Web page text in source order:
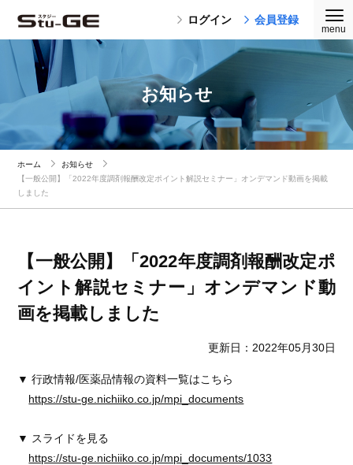
ログイン 会員登録
お知らせ
ホーム
お知らせ
【一般公開】「2022年度調剤報酬改定ポイント解説セミナー」オンデマンド動画を掲載
しました
【一般公開】「2022年度調剤報酬改定ポ
イント解説セミナー」オンデマンド動
画を掲載しました
更新日：2022年05月30日
▼ 行政情報/医薬品情報の資料一覧はこちら
https://stu-ge.nichiiko.co.jp/mpi_documents
▼ スライドを見る
https://stu-ge.nichiiko.co.jp/mpi_documents/1033